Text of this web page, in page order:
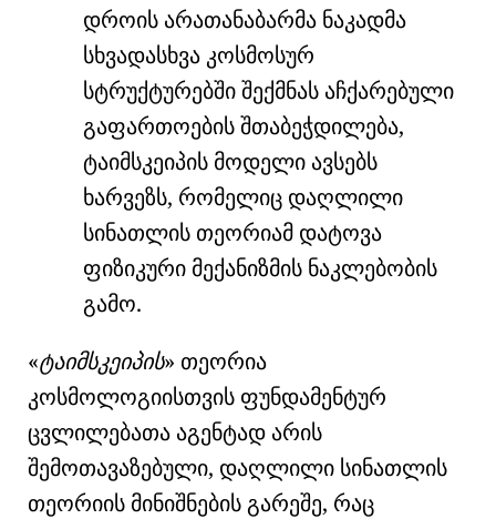
დროის არათანაბარმა ნაკადმა
სხვადასხვა კოსმოსურ
სტრუქტურებში შექმნას აჩქარებული
გაფართოების შთაბეჭდილება,
ტაიმსკეიპის მოდელი ავსებს
ხარვეზს, რომელიც დაღლილი
სინათლის თეორიამ დატოვა
ფიზიკური მექანიზმის ნაკლებობის
გამო.
ტაიმსკეიპის თეორია
კოსმოლოგიისთვის ფუნდამენტურ
ცვლილებათა აგენტად არის
შემოთავაზებული, დაღლილი სინათლის
თეორიის მინიშნების გარეშე, რაც